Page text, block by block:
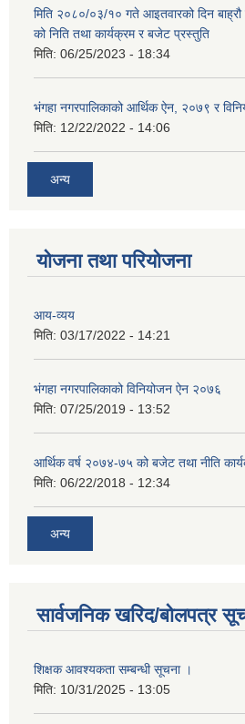
मिति २०८०/०३/१० गते आइतवारको दिन
को निति तथा कार्यक्रम र बजेट प्रस्तुति
मिति: 06/25/2023 - 18:34
भंगहा नगरपालिकाको आर्थिक ऐन, २०७९ र
मिति: 12/22/2022 - 14:06
अन्य
योजना तथा परियोजना
आय-व्यय
मिति: 03/17/2022 - 14:21
भंगहा नगरपालिकाको विनियोजन ऐन २०७६
मिति: 07/25/2019 - 13:52
आर्थिक वर्ष २०७४-७५ को बजेट तथा नीति
मिति: 06/22/2018 - 12:34
अन्य
सार्वजनिक खरिद/बोलपत्र
शिक्षक आवश्यकता सम्बन्धी सूचना ।
मिति: 10/31/2025 - 13:05